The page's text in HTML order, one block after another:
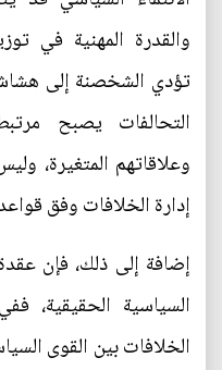
والقدرة المهنية في
تؤدي الشخصنة إلى
التحالفات يصبح
وعلاقاتهم المتغيرة،
إدارة الخلافات وفق
إضافة إلى ذلك، فإن
السياسية الحقيقية،
الخلافات بين القوى